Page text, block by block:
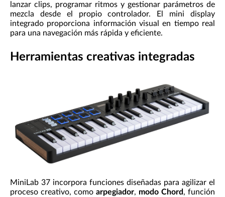
lanzar clips, programar ritmos y gestionar parámetros de
mezcla desde el propio controlador. El mini display
integrado proporciona información visual en tiempo real
para una navegación más rápida y eficiente.
Herramientas creativas integradas
MiniLab 37 incorpora funciones diseñadas para agilizar el
proceso creativo, como arpegiador, modo Chord, función